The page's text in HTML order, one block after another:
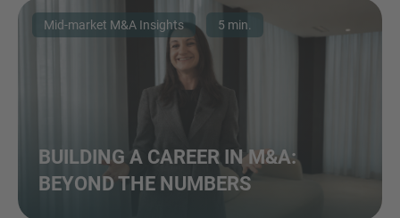
Mid-market M&A Insights 5 min.
BUILDING A CAREER IN M&A:
BEYOND THE NUMBERS